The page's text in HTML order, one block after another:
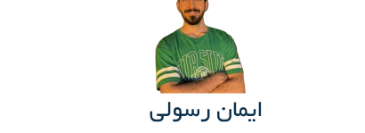
ایمان رسولی